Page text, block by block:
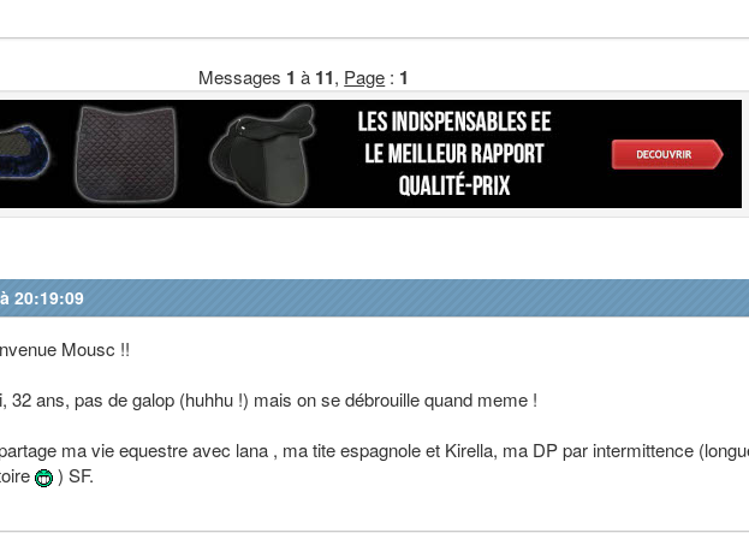
Messages 1 à 11, Page : 1
20:19:09
Mousc !!
32 ans, pas de galop (huhhu !) mais on se débrouille quand meme !
ma vie equestre avec lana , ma tite espagnole et Kirella, ma DP par intermittence
) SF.